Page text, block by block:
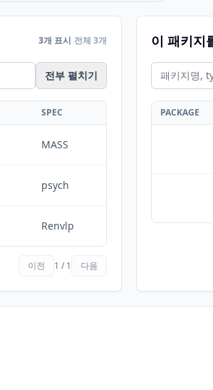
3개 표시 전체 3개
전부 펼치기
SPEC
MASS
psych
Renvlp
이전 1 / 1 다음
이 패키지
PACKAGE